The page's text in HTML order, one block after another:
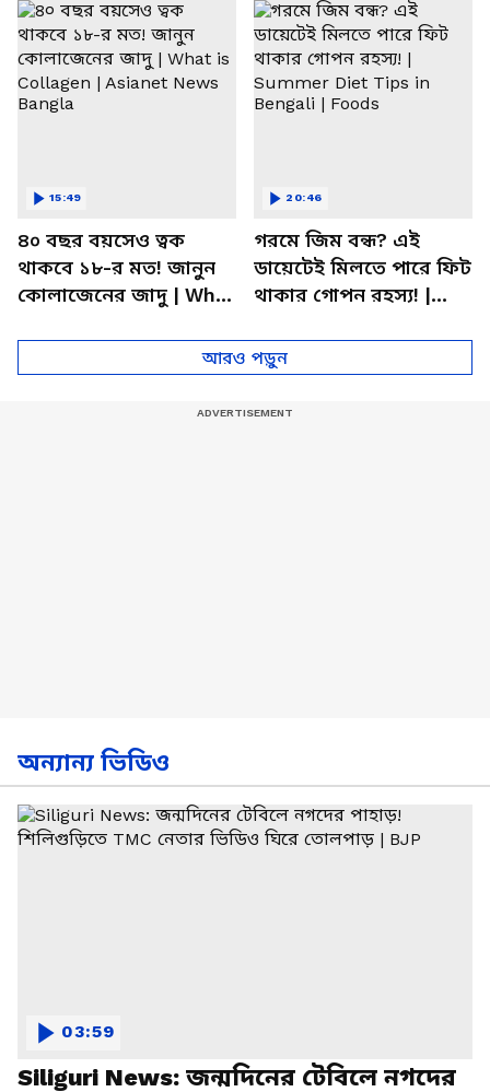
৪০ বছর বয়সেও ত্বক
থাকবে ১৮-র মত! জানুন
কোলাজেনের জাদু | What
15:49
গরমে জিম বন্ধ? এই
ডায়েটেই মিলতে পারে ফিট
থাকার গোপন রহস্য! |
Bengali | Foods
20:46
আরও পড়ুন
অন্যান্য ভিডিও
Siliguri News: জন্মদিনের টেবিলে নগদের
03:59